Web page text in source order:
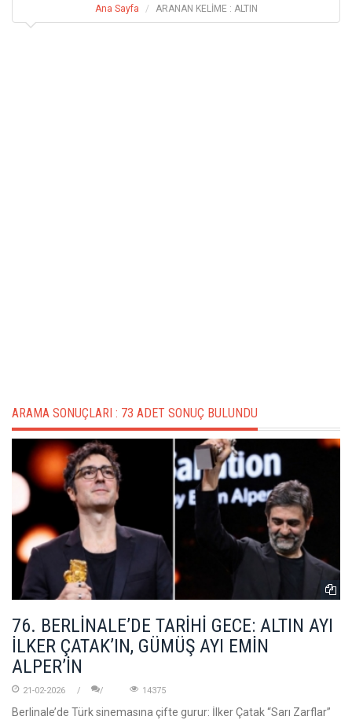
Ana Sayfa ARANAN KELİME : ALTIN
ARAMA SONUÇLARI : 73 ADET SONUÇ BULUNDU
76. BERLİNALE’DE TARİHİ GECE: ALTIN AYI
İLKER ÇATAK’IN, GÜMÜŞ AYI EMİN
ALPER’İN
21-02-2026 14375
Berlinale’de Türk sinemasına çifte gurur: İlker Çatak “Sarı Zarflar”